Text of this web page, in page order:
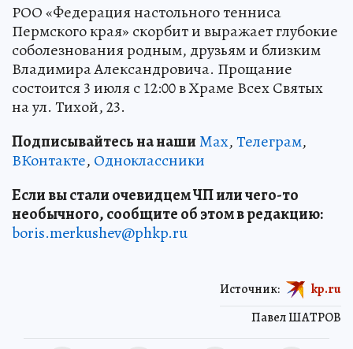
РОО «Федерация настольного тенниса
Пермского края» скорбит и выражает глубокие
соболезнования родным, друзьям и близким
Владимира Александровича. Прощание
состоится 3 июля с 12:00 в Храме Всех Святых
на ул. Тихой, 23.
Подписывайтесь на нашиMax,Телеграм,
ВКонтакте, Одноклассники
Если вы стали очевидцем ЧП или чего-то
необычного, сообщите об этом в редакцию:
boris.merkushev@phkp.ru
Павел ШАТРОВ
Источник: kp.ru